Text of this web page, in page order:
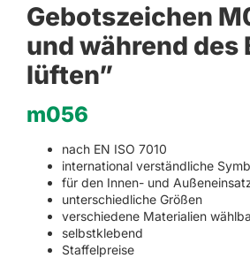
Gebotszeichen
und während des
lüften”
m056
nach EN ISO 7010
international verständliche
für den Innen- und
unterschiedliche Größen
verschiedene Materialien
selbstklebend
Staffelpreise